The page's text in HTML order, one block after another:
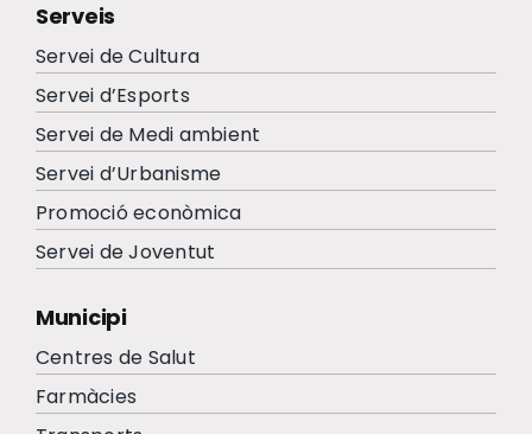
Serveis
Servei de Cultura
Servei d’Esports
Servei de Medi ambient
Servei d’Urbanisme
Promoció econòmica
Servei de Joventut
Municipi
Centres de Salut
Farmàcies